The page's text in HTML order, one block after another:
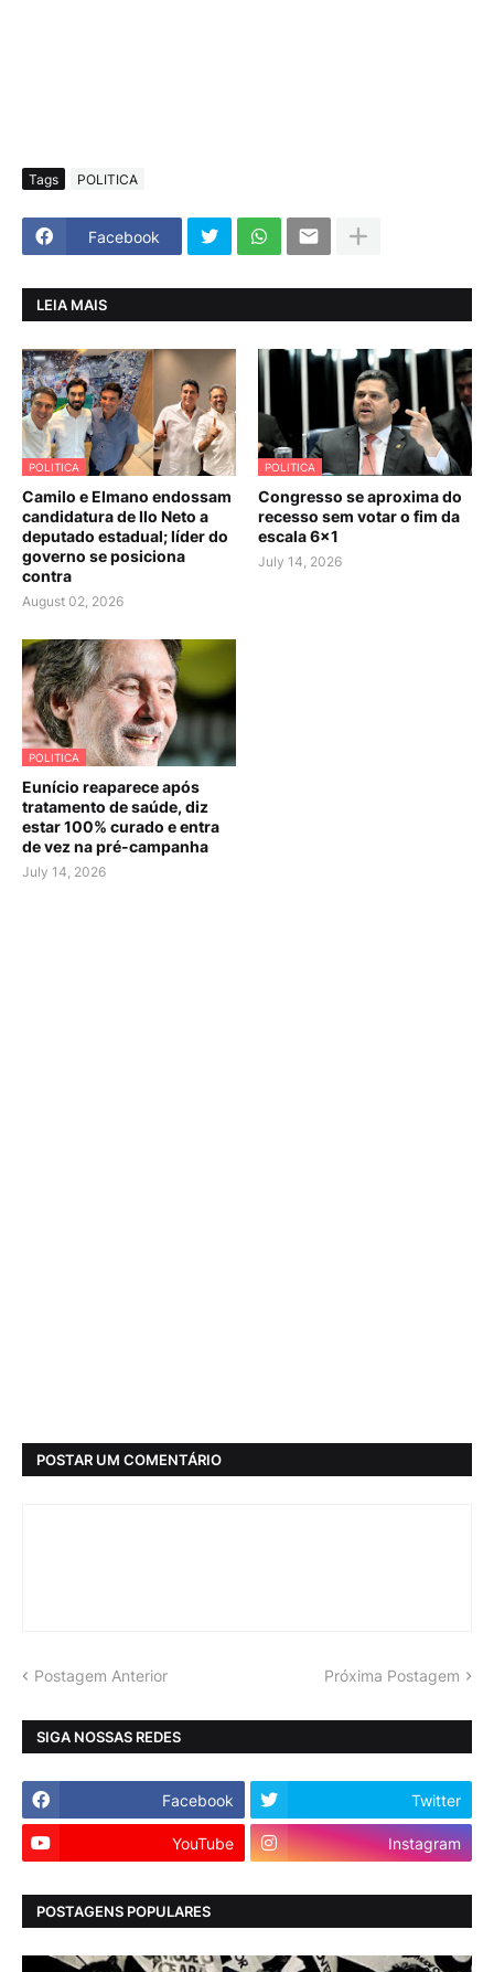
Tags POLITICA
Facebook
LEIA MAIS
POLITICA
Camilo e Elmano endossam
candidatura de Ilo Neto a
deputado estadual; líder do
governo se posiciona
contra
August 02, 2026
POLITICA
Congresso se aproxima do
recesso sem votar o fim da
escala 6×1
July 14, 2026
POLITICA
Eunício reaparece após
tratamento de saúde, diz
estar 100% curado e entra
de vez na pré-campanha
July 14, 2026
POSTAR UM COMENTÁRIO
Postagem Anterior Próxima Postagem
SIGA NOSSAS REDES
Facebook Twitter
YouTube Instagram
POSTAGENS POPULARES